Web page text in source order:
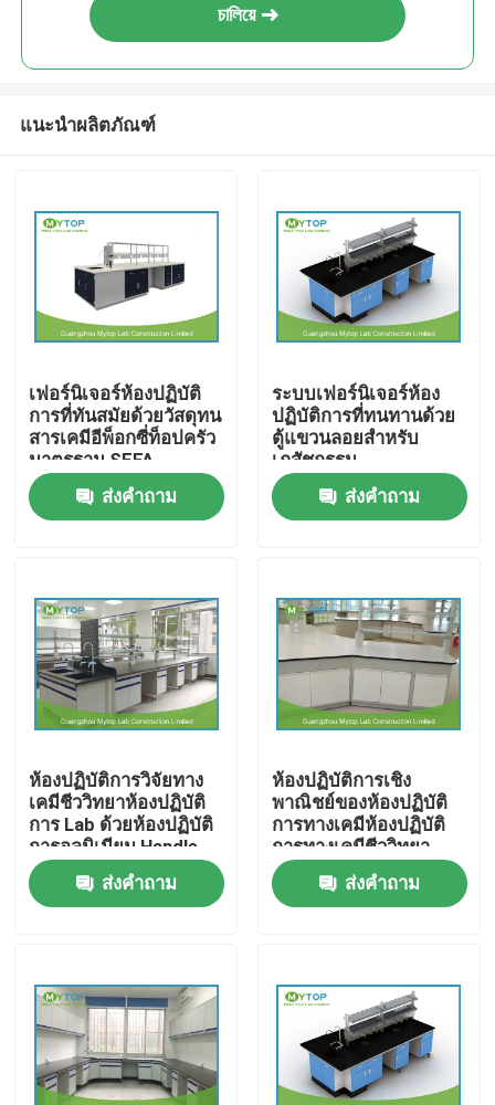
บ้าน
รายชื่อผู้ติดต่อ
ผลิตภัณฑ์
ห้องปฏิบัติการห้องปฏิบัติการมหาวิทยาลัย
เฟอร์นิเจอร์ในโรงพยาบาล
เฟอร์นิเจอร์ห้องปฏิบัติการโลหะ
ห้องปฏิบัติการ Fume Hood
চালিয়ে
แนะนำผลิตภัณฑ์
เฟอร์นิเจอร์ห้องปฏิบัติ
การที่ทันสมัยด้วยวัสดุทน
สารเคมีอีพ็อกซี่ท็อปครัว
มาตรฐาน SEFA
ส่งคำถาม
ระบบเฟอร์นิเจอร์ห้อง
ปฏิบัติการที่ทนทานด้วย
ตู้แขวนลอยสำหรับ
เภสัชกรรม
ส่งคำถาม
ห้องปฏิบัติการวิจัยทาง
เคมีชีววิทยาห้องปฏิบัติ
การ Lab ด้วยห้องปฏิบัติ
การอลูมิเนียม Handle
ส่งคำถาม
ห้องปฏิบัติการเชิง
พาณิชย์ของห้องปฏิบัติ
การทางเคมีห้องปฏิบัติ
การทางเคมีชีววิทยา
ส่งคำถาม